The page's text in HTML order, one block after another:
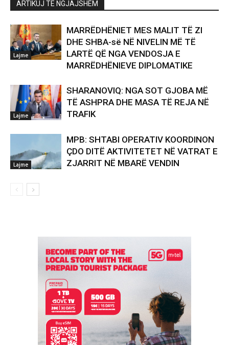
ARTIKUJ TË NGJAJSHËM
Lajme
MARRËDHËNIET MES MALIT TË ZI
DHE SHBA-së NË NIVELIN MË TË
LARTË QË NGA VENDOSJA E
MARRËDHËNIEVE DIPLOMATIKE
Lajme
SHARANOVIQ: NGA SOT GJOBA MË
TË ASHPRA DHE MASA TË REJA NË
TRAFIK
Lajme
MPB: SHTABI OPERATIV KOORDINON
ÇDO DITË AKTIVITETET NË VATRAT E
ZJARRIT NË MBARË VENDIN